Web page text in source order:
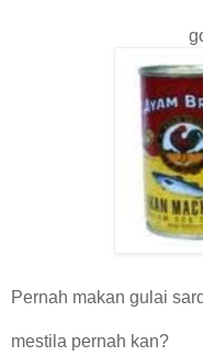
Pernah makan gulai
mestila pernah kan?